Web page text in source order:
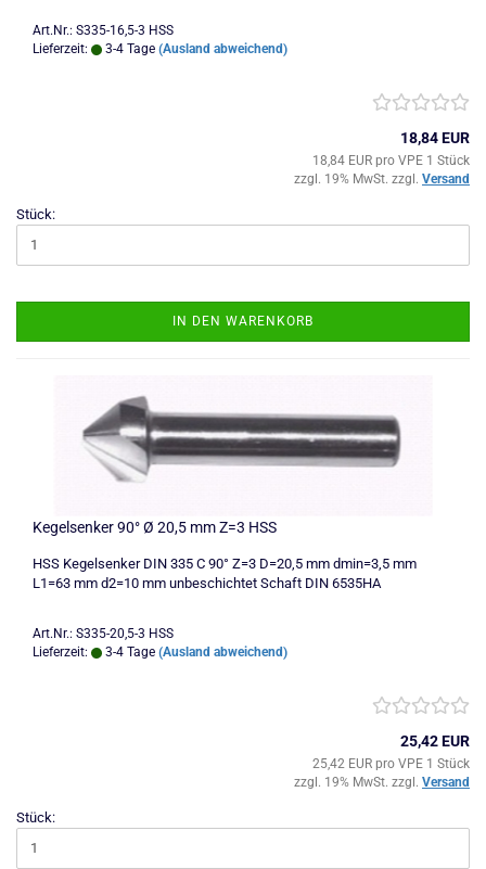
Art.Nr.: S335-16,5-3 HSS
Lieferzeit:
3-4 Tage (Ausland abweichend)
18,84 EUR
18,84 EUR pro VPE 1 Stück
zzgl. 19% MwSt. zzgl. Versand
Stück:
IN DEN WARENKORB
Kegelsenker 90° Ø 20,5 mm Z=3 HSS
HSS Kegelsenker DIN 335 C 90° Z=3 D=20,5 mm dmin=3,5 mm
L1=63 mm d2=10 mm unbeschichtet Schaft DIN 6535HA
Art.Nr.: S335-20,5-3 HSS
Lieferzeit:
3-4 Tage (Ausland abweichend)
25,42 EUR
25,42 EUR pro VPE 1 Stück
zzgl. 19% MwSt. zzgl. Versand
Stück: